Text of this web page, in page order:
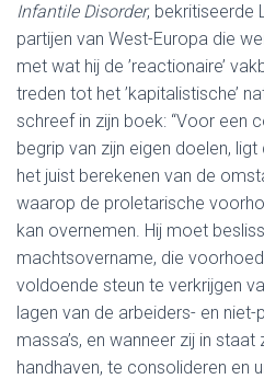
Infantile Disorder, bekritiseerde
partijen van West-Europa die
met wat hij de ’reactionaire’
treden tot het ’kapitalistische’
schreef in zijn boek: “Voor een
begrip van zijn eigen doelen,
het juist berekenen van de
waarop de proletarische
kan overnemen. Hij moet
machtsovername, die
voldoende steun te verkrijgen
lagen van de arbeiders- en
massa’s, en wanneer zij in
handhaven, te consolideren en